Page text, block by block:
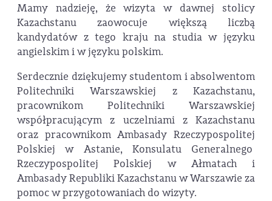
Mamy nadzieję, że wizyta w dawnej stolicy
Kazachstanu zaowocuje większą liczbą
kandydatów z tego kraju na studia w języku
angielskim i w języku polskim.
Serdecznie dziękujemy studentom i absolwentom
Politechniki Warszawskiej z Kazachstanu,
pracownikom Politechniki Warszawskiej
współpracującym z uczelniami z Kazachstanu
oraz pracownikom Ambasady Rzeczypospolitej
Polskiej w Astanie, Konsulatu Generalnego
Rzeczypospolitej Polskiej w Ałmatach i
Ambasady Republiki Kazachstanu w Warszawie za
pomoc w przygotowaniach do wizyty.